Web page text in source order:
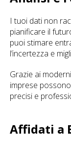
I tuoi dati non
pianificare il
puoi stimare
l’incertezza e
Grazie ai
imprese
precisi e
Affidati a